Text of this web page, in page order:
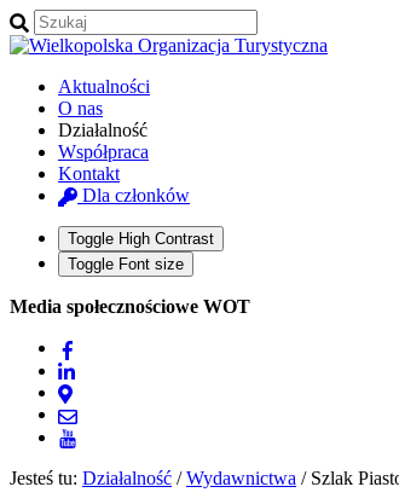
Aktualności
O nas
Działalność
Współpraca
Kontakt
Dla członków
Toggle High Contrast
Toggle Font size
Media społecznościowe WOT
Jesteś tu: Działalność /Wydawnictwa / Szlak